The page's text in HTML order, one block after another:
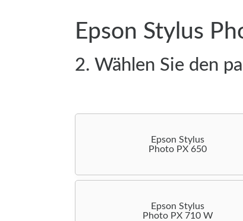
Epson Stylus
2. Wählen Sie den
Epson Stylus
Photo PX 650
Epson Stylus
Photo PX 710 W